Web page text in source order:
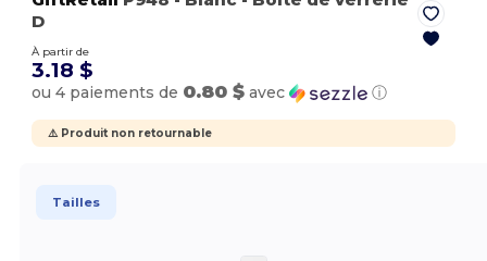
D
À partir de
3.18 $
ou 4 paiements de 0.80 $ avec ⓘ
⚠️ Produit non retournable
Tailles